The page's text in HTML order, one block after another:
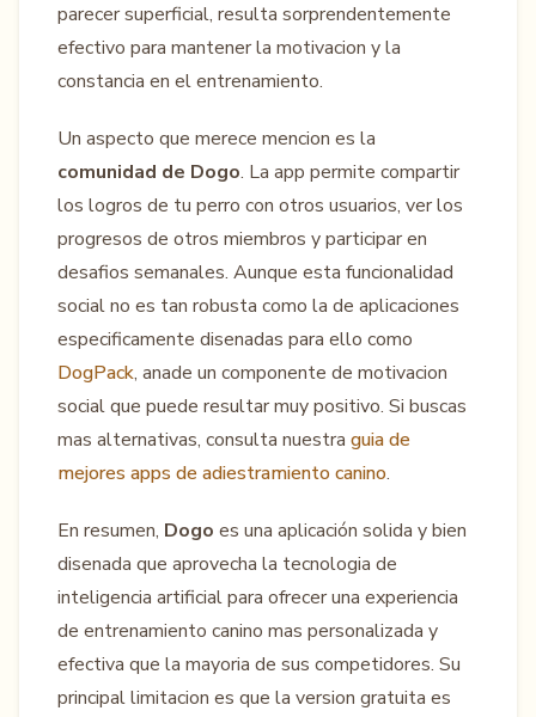
parecer superficial, resulta sorprendentemente
efectivo para mantener la motivacion y la
constancia en el entrenamiento.
Un aspecto que merece mencion es la
comunidad de Dogo. La app permite compartir
los logros de tu perro con otros usuarios, ver los
progresos de otros miembros y participar en
desafios semanales. Aunque esta funcionalidad
social no es tan robusta como la de aplicaciones
especificamente disenadas para ello como
DogPack, anade un componente de motivacion
social que puede resultar muy positivo. Si buscas
mas alternativas, consulta nuestra guia de
mejores apps de adiestramiento canino.
En resumen, Dogo es una aplicación solida y bien
disenada que aprovecha la tecnologia de
inteligencia artificial para ofrecer una experiencia
de entrenamiento canino mas personalizada y
efectiva que la mayoria de sus competidores. Su
principal limitacion es que la version gratuita es